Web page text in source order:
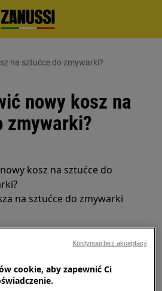
na sztućce do zmywarki?
nowy kosz na
zmywarki?
kosz na sztućce do
na sztućce do zmywarki
zmywarka do naczyń
cookie, aby zapewnić Ci
Kontynuuj bez akceptacji